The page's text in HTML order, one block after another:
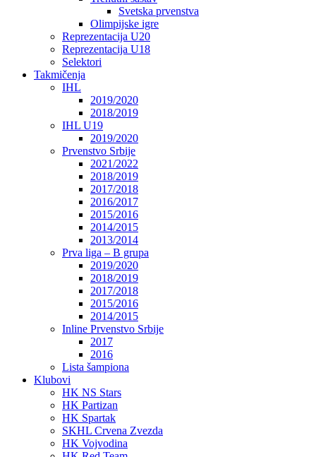
Svetska prvenstva
Olimpijske igre
Reprezentacija U20
Reprezentacija U18
Selektori
Takmičenja
IHL
2019/2020
2018/2019
IHL U19
2019/2020
Prvenstvo Srbije
2021/2022
2018/2019
2017/2018
2016/2017
2015/2016
2014/2015
2013/2014
Prva liga – B grupa
2019/2020
2018/2019
2017/2018
2015/2016
2014/2015
Inline Prvenstvo Srbije
2017
2016
Lista šampiona
Klubovi
HK NS Stars
HK Partizan
HK Spartak
SKHL Crvena Zvezda
HK Vojvodina